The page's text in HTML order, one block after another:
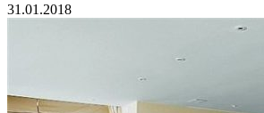
31.01.2018